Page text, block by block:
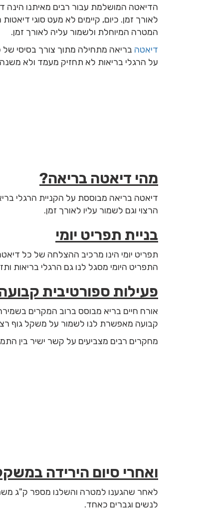
הדיאטה המושלמת עבור רבים מאיתנו הינה
לאורך זמן. כיום, קיימים לא מעט סוגי
המטרה המיוחלת ולשמור עליה לאורך זמן.
דיאטה בריאה מתחילה מתוך צורך בסיסי של
על הרגלי בריאות לא תחזיק מעמד ולא
מהי דיאטה בריאה?
דיאטה בריאה מבוססת על הקניית הרגלי
הרצוי וגם לשמור עליו לאורך זמן.
בניית תפריט יומי
תפריט יומי הינו מרכיב ההצלחה של כל
התפריט היומי מסגל לנו גם הרגלי בריאות
פעילות ספורטיבית
אורח חיים בריא מבוסס ברוב המקרים
קבועה מאפשרת לנו לשמור על משקל גוף
מחקרים רבים מצביעים על קשר ישיר בין
ואחרי סיום הירידה
לאחר שהגענו למטרה והשלנו מספר ק"ג
לנשים וגברים כאחד.